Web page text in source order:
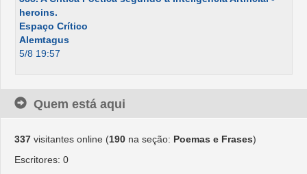
heroins.
Espaço Crítico
Alemtagus
5/8 19:57
Quem está aqui
337 visitantes online (190 na seção: Poemas e Frases)
Escritores: 0